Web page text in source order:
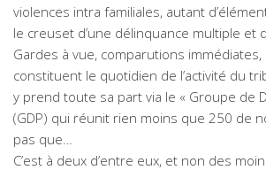
violences intra familiales, autant
le creuset d’une délinquance multiple et
Gardes à vue, comparutions immédiates,
constituent le quotidien de l’activité du
y prend toute sa part via le « Groupe de
(GDP) qui réunit rien moins que 250 de
pas que…
C’est à deux d’entre eux, et non des